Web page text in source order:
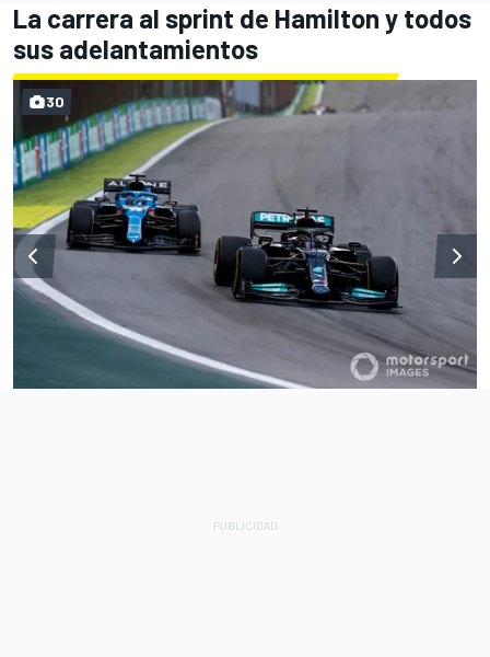
La carrera al sprint de Hamilton y todos
sus adelantamientos
30